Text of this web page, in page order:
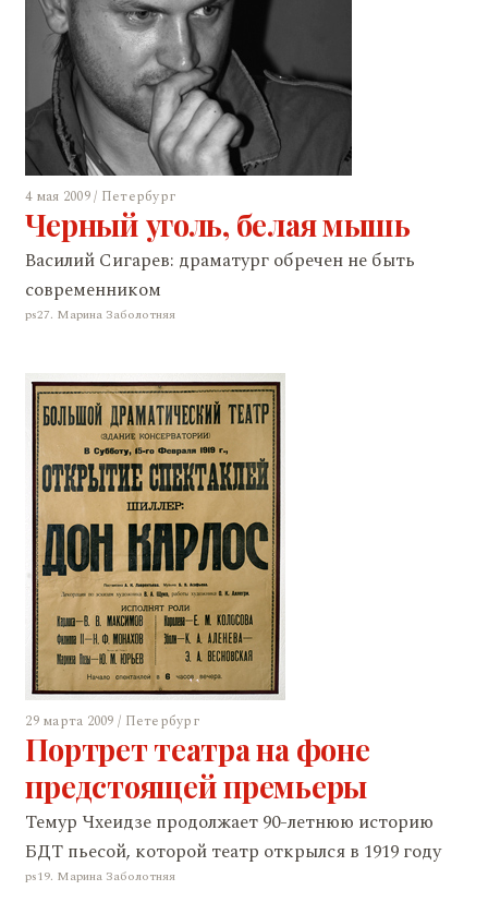
4 мая 2009 / Петербург
Черный уголь, белая мышь
Василий Сигарев: драматург обречен не быть
современником
ps27. Марина Заболотняя
29 марта 2009 / Петербург
Портрет театра на фоне
предстоящей премьеры
Темур Чхеидзе продолжает 90-летнюю историю
БДТ пьесой, которой театр открылся в 1919 году
ps19. Марина Заболотняя